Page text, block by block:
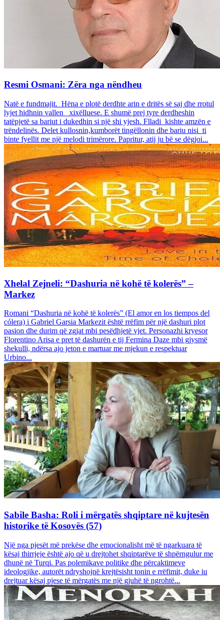
Resmi Osmani: Zëra nga nëndheu
Natë e fundmajit. Hëna e plotë derdhte arin e dritës së saj dhe rrotul
lyjet hidhnin vallen xixëlluese. E shumë prej tyre derdheshin
tatëpjetë sa bariut i dukedhin si një shi yjesh. Flladi kishte amzën e
trëndelinës. Delet kullosnin,kumborët tingëllonin dhe bariu nisi ti
binte fyellit me një melodi trimërore. Papritur, atij ju bë se dëgjoi...
Xhelal Zejneli: “Dashuria në kohë të kolerës” –
Markez
Romani “Dashuria në kohë të kolerës” (El amor en los tiempos del
cólera) i Gabriel Garsia Markezit është rrëfim për një dashuri plot
pasion dhe durim që zgjat mbi pesëdhjetë vjet. Personazhi kryesor
Florentino Arisa e pret të dashurën e tij Fermina Daze mbi gjysmë
shekulli, ndërsa ajo jeton e martuar me mjekun e respektuar
Urbino...
Sabile Basha: Roli i mërgatës shqiptare në kujtesën
historike të Kosovës (57)
Një nga pjesët më prekëse dhe emocionalisht më të ngarkuara të
kësaj thirrjeje është ajo që u drejtohet shqiptarëve të shpërngulur me
dhunë në Turqi. Pas polemikave politike dhe përcaktimeve
ideologjike, autorët ndryshojnë krejtësisht tonin e rrëfimit, duke iu
drejtuar kësaj pjese të mërgatës me një gjuhë të ngrohtë...